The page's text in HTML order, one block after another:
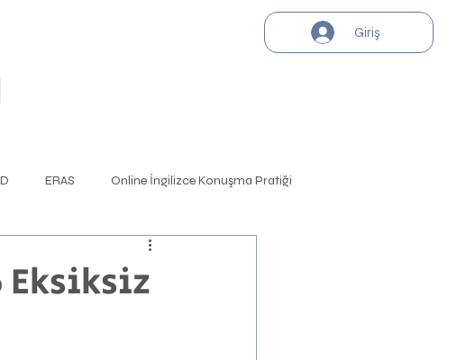
Giriş
ERAS Online İngilizce Konuşma Pratiği
Almanya
Eksiksiz